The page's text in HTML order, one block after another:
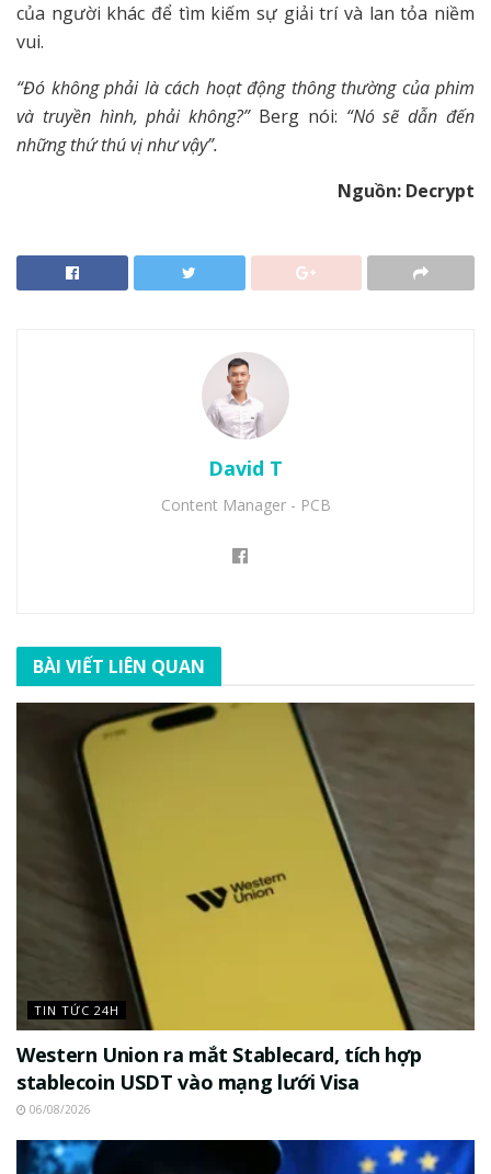
của người khác để tìm kiếm sự giải trí và lan tỏa niềm
vui.
“Đó không phải là cách hoạt động thông thường của phim
và truyền hình, phải không?”Berg nói: “Nó sẽ dẫn đến
những thứ thú vị như vậy”.
Nguồn: Decrypt
David T
Content Manager - PCB
BÀI VIẾT LIÊN QUAN
TIN TỨC 24H
Western Union ra mắt Stablecard, tích hợp
stablecoin USDT vào mạng lưới Visa
06/08/2026